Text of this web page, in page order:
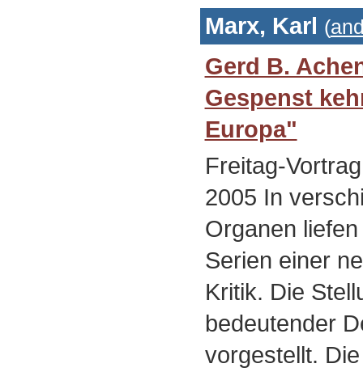
Marx, Karl (
Gerd B.
Gespenst
Europa"
Freitag-
2005 In
Organen
Serien einer
Kritik. Die
bedeutender
vorgestellt.